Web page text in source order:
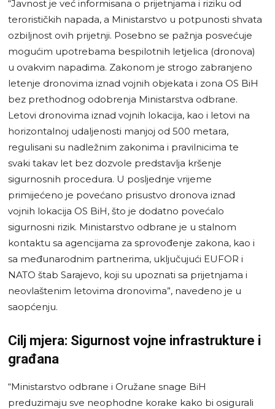
“Javnost je već informisana o prijetnjama i riziku od
terorističkih napada, a Ministarstvo u potpunosti shvata
ozbiljnost ovih prijetnji. Posebno se pažnja posvećuje
mogućim upotrebama bespilotnih letjelica (dronova)
u ovakvim napadima. Zakonom je strogo zabranjeno
letenje dronovima iznad vojnih objekata i zona OS BiH
bez prethodnog odobrenja Ministarstva odbrane.
Letovi dronovima iznad vojnih lokacija, kao i letovi na
horizontalnoj udaljenosti manjoj od 500 metara,
regulisani su nadležnim zakonima i pravilnicima te
svaki takav let bez dozvole predstavlja kršenje
sigurnosnih procedura. U posljednje vrijeme
primijećeno je povećano prisustvo dronova iznad
vojnih lokacija OS BiH, što je dodatno povećalo
sigurnosni rizik. Ministarstvo odbrane je u stalnom
kontaktu sa agencijama za sprovođenje zakona, kao i
sa međunarodnim partnerima, uključujući EUFOR i
NATO štab Sarajevo, koji su upoznati sa prijetnjama i
neovlaštenim letovima dronovima”, navedeno je u
saopćenju.
Cilj mjera: Sigurnost vojne infrastrukture i
građana
“Ministarstvo odbrane i Oružane snage BiH
preduzimaju sve neophodne korake kako bi osigurali